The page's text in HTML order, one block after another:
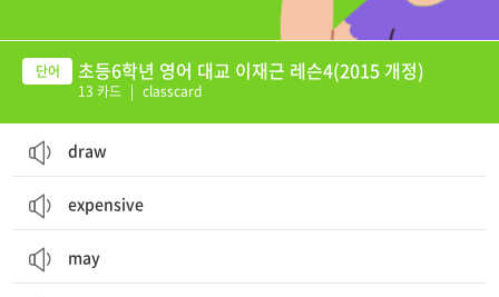
초등6학년 영어 대교 이재근 레슨4(2015 개정)
13 카드 | classcard
draw
expensive
may